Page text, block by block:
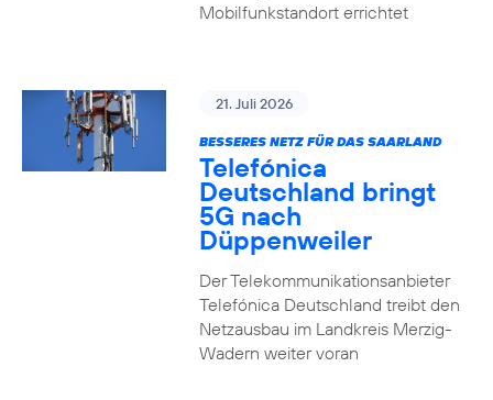
Mobilfunkstandort errichtet
21. Juli 2026
BESSERES NETZ FÜR DAS SAARLAND
Telefónica
Deutschland bringt
5G nach
Düppenweiler
Der Telekommunikationsanbieter
Telefónica Deutschland treibt den
Netzausbau im Landkreis Merzig-
Wadern weiter voran